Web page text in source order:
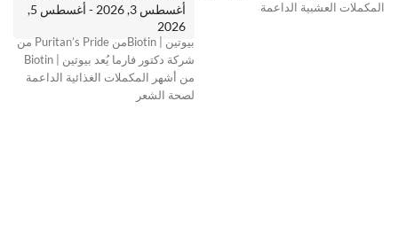
المكملات العشبية الداعمة
أغسطس 3, 2026 - أغسطس 5,
2026
بيوتين | Biotinمن Puritan’s Pride من
شركة دكتور فارما يُعد بيوتين | Biotin
من أشهر المكملات الغذائية الداعمة
لصحة الشعر